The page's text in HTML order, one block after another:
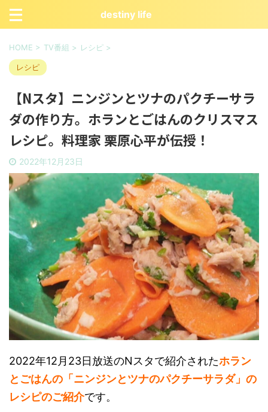
destiny life
HOME > TV番組 > レシピ >
レシピ
【Nスタ】ニンジンとツナのパクチーサラ
ダの作り方。ホランとごはんのクリスマス
レシピ。料理家 栗原心平が伝授！
2022年12月23日
2022年12月23日放送のNスタで紹介されたホラン
とごはんの「ニンジンとツナのパクチーサラダ」の
レシピのご紹介です。